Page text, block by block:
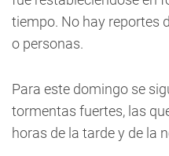
tiempo. No hay reportes
o personas.
Para este domingo se
tormentas fuertes, las
horas de la tarde y de la